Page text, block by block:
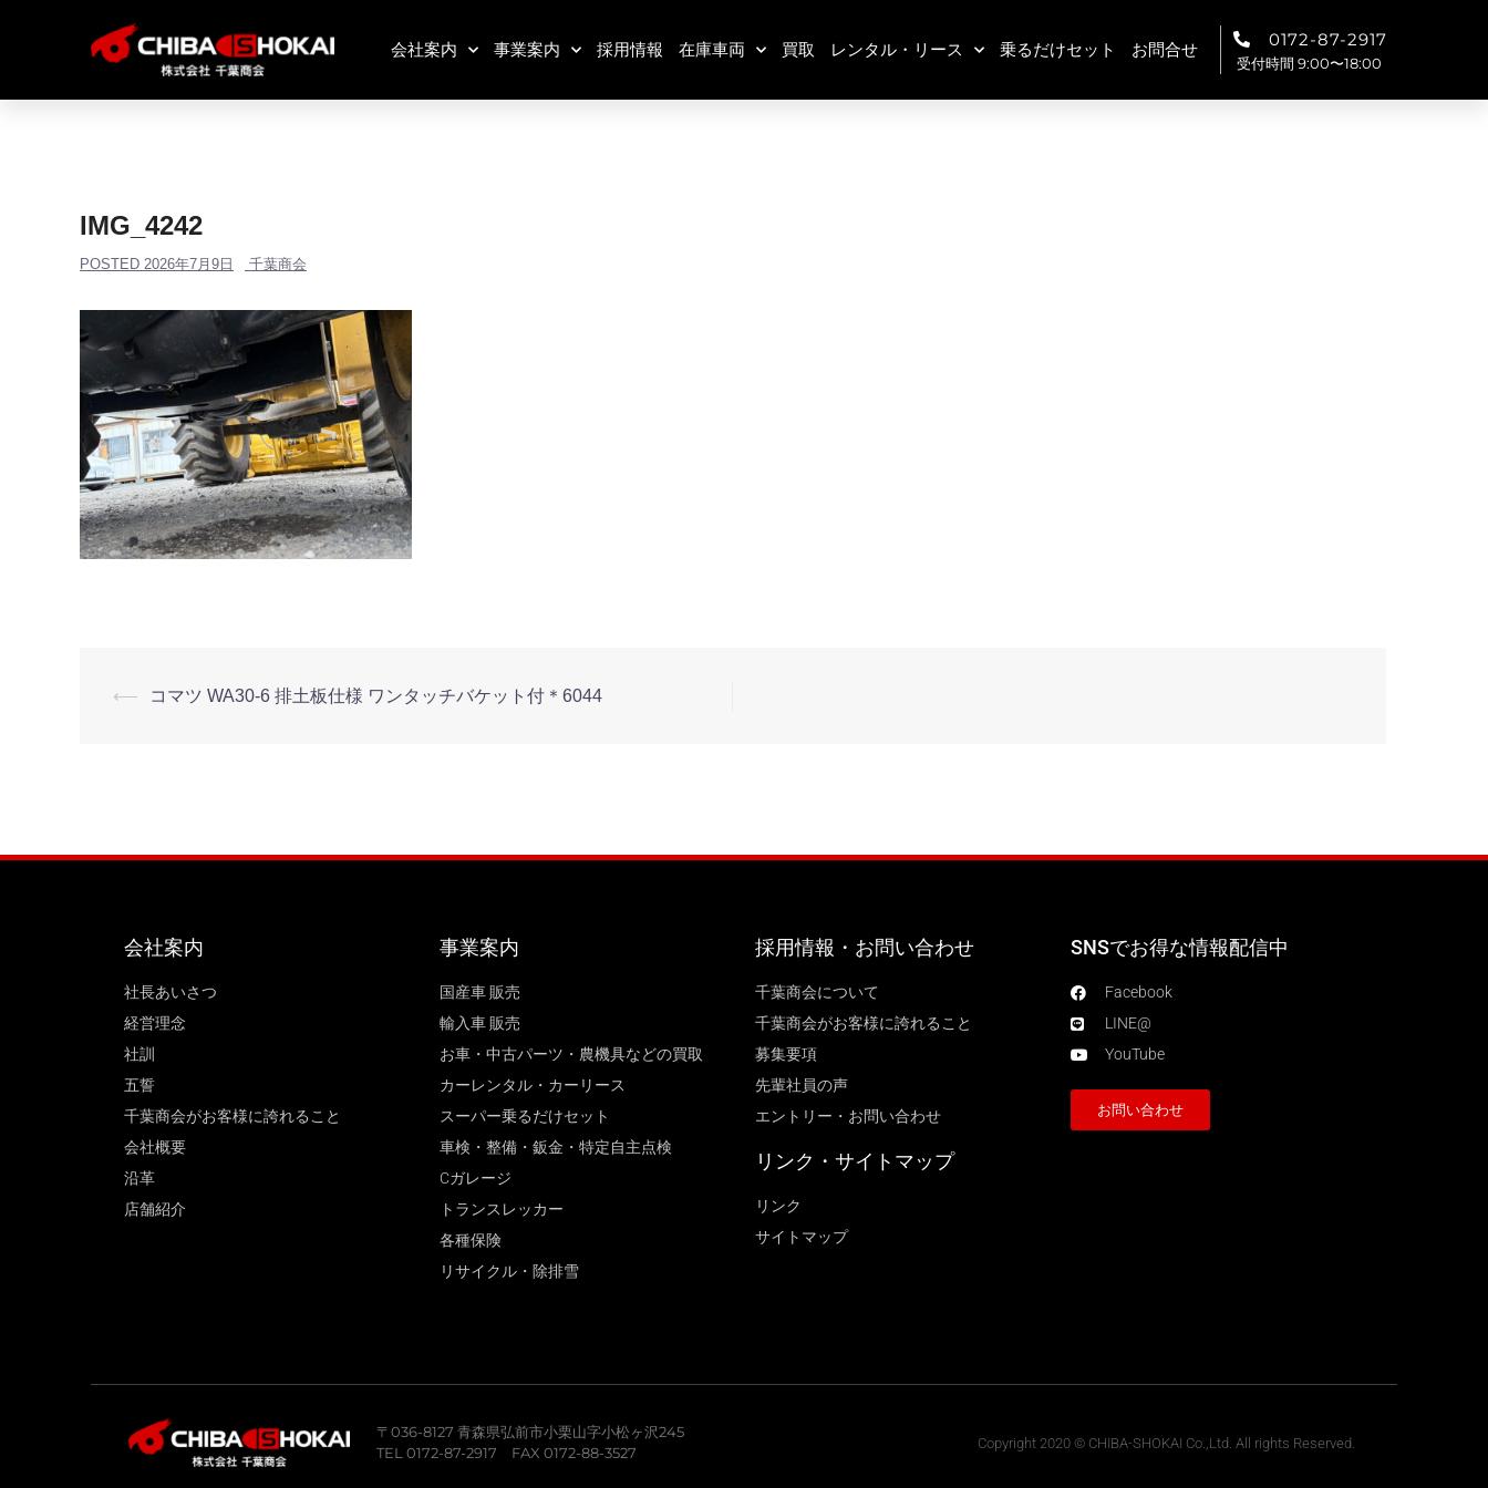
会社案内 事業案内 採用情報 在庫車両 買取 レンタル・リース 乗るだけセット お問合せ 0172-87-2917
受付時間 9:00〜18:00
IMG_4242
POSTED 2026年7月9日 千葉商会
⟵ コマツ WA30-6 排土板仕様 ワンタッチバケット付＊6044
会社案内
社長あいさつ
経営理念
社訓
五誓
千葉商会がお客様に誇れること
会社概要
沿革
店舗紹介
事業案内
国産車 販売
輸入車 販売
お車・中古パーツ・農機具などの買取
カーレンタル・カーリース
スーパー乗るだけセット
車検・整備・鈑金・特定自主点検
Cガレージ
トランスレッカー
各種保険
リサイクル・除排雪
採用情報・お問い合わせ
千葉商会について
千葉商会がお客様に誇れること​
募集要項
先輩社員の声
エントリー・お問い合わせ
リンク・サイトマップ
リンク
サイトマップ
SNSでお得な情報配信中
Facebook
LINE@
YouTube
お問い合わせ
〒036-8127 青森県弘前市小栗山字小松ヶ沢245
TEL 0172-87-2917 FAX 0172-88-3527
Copyright 2020 © CHIBA-SHOKAI Co.,Ltd. All rights Reserved.